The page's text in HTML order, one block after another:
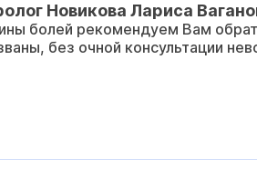
Новикова Лариса
болей рекомендуем Вам
без очной консультации